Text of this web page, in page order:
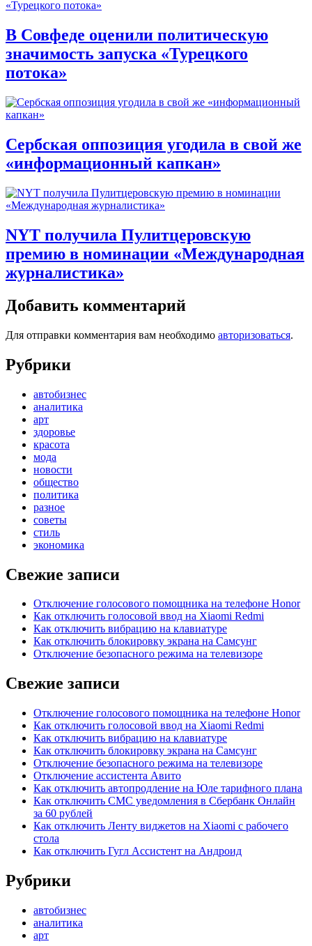
В Совфеде оценили политическую
значимость запуска «Турецкого
потока»
Сербская оппозиция угодила в свой же
«информационный капкан»
NYT получила Пулитцеровскую
премию в номинации «Международная
журналистика»
Добавить комментарий
Для отправки комментария вам необходимо авторизоваться.
Рубрики
автобизнес
аналитика
арт
здоровье
красота
мода
новости
общество
политика
разное
советы
стиль
экономика
Свежие записи
Отключение голосового помощника на телефоне Honor
Как отключить голосовой ввод на Xiaomi Redmi
Как отключить вибрацию на клавиатуре
Как отключить блокировку экрана на Самсунг
Отключение безопасного режима на телевизоре
Свежие записи
Отключение голосового помощника на телефоне Honor
Как отключить голосовой ввод на Xiaomi Redmi
Как отключить вибрацию на клавиатуре
Как отключить блокировку экрана на Самсунг
Отключение безопасного режима на телевизоре
Отключение ассистента Авито
Как отключить автопродление на Юле тарифного плана
Как отключить СМС уведомления в Сбербанк Онлайн
за 60 рублей
Как отключить Ленту виджетов на Xiaomi с рабочего
стола
Как отключить Гугл Ассистент на Андроид
Рубрики
автобизнес
аналитика
арт